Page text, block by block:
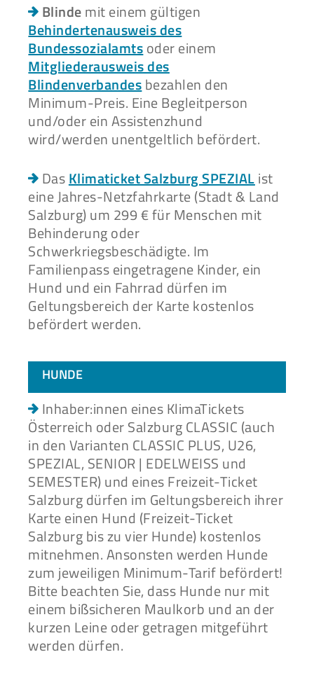
Blindemit einem gültigen
Behindertenausweis des
Bundessozialamtsoder einem
Mitgliederausweis des
Blindenverbandesbezahlen den
Minimum-Preis. Eine Begleitperson
und/oder ein Assistenzhund
wird/werden unentgeltlich befördert.
DasKlimaticket Salzburg SPEZIAList
eine Jahres-Netzfahrkarte (Stadt & Land
Salzburg) um 299 € für Menschen mit
Behinderung oder
Schwerkriegsbeschädigte. Im
Familienpass eingetragene Kinder, ein
Hund und ein Fahrrad dürfen im
Geltungsbereich der Karte kostenlos
befördert werden.
HUNDE
Inhaber:innen eines KlimaTickets
Österreich oder Salzburg CLASSIC (auch
in den Varianten CLASSIC PLUS, U26,
SPEZIAL, SENIOR | EDELWEISS und
SEMESTER) und eines Freizeit-Ticket
Salzburg dürfen im Geltungsbereich ihrer
Karte einen Hund (Freizeit-Ticket
Salzburg bis zu vier Hunde) kostenlos
mitnehmen. Ansonsten werden Hunde
zum jeweiligen Minimum-Tarif befördert!
Bitte beachten Sie, dass Hunde nur mit
einem bißsicheren Maulkorb und an der
kurzen Leine oder getragen mitgeführt
werden dürfen.